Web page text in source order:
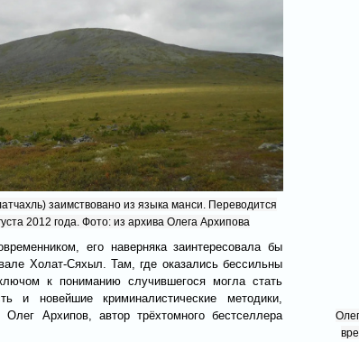
заимствовано из языка манси. Переводится
2012 года. Фото: из архива Олега Архипова
его наверняка заинтересовала бы
Холат-Сяхыл. Там, где оказались бессильны
к пониманию случившегося могла стать
и новейшие криминалистические методики,
Олег Архипов, автор трёхтомного бестселлера